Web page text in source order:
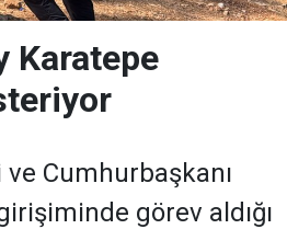
Karatepe
Cumhurbaşkanı
görev aldığı